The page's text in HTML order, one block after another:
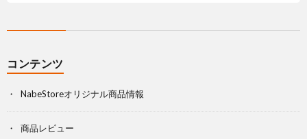
コンテンツ
NabeStoreオリジナル商品情報
商品レビュー